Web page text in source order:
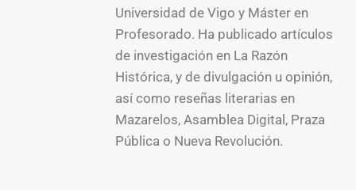
Universidad de Vigo y Máster en
Profesorado. Ha publicado artículos
de investigación en La Razón
Histórica, y de divulgación u opinión,
así como reseñas literarias en
Mazarelos, Asamblea Digital, Praza
Pública o Nueva Revolución.